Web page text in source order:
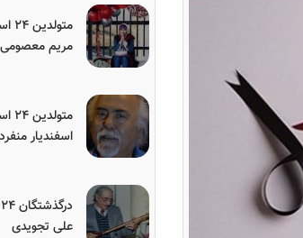
مریم معصومی
اسفندیار
علی تجویدی